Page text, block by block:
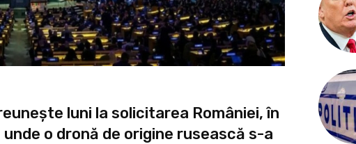
luni la solicitarea României, în
o dronă de origine rusească s-a